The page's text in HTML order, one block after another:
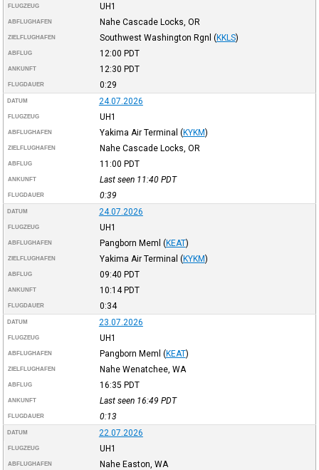
FLUGZEUG UH1
ABFLUGHAFEN Nahe Cascade Locks, OR
ZIELFLUGHAFEN Southwest Washington Rgnl (KKLS)
ABFLUG 12:00 PDT
ANKUNFT 12:30 PDT
FLUGDAUER 0:29
DATUM 24.07.2026
FLUGZEUG UH1
ABFLUGHAFEN Yakima Air Terminal (KYKM)
ZIELFLUGHAFEN Nahe Cascade Locks, OR
ABFLUG 11:00 PDT
ANKUNFT Last seen 11:40 PDT
FLUGDAUER 0:39
DATUM 24.07.2026
FLUGZEUG UH1
ABFLUGHAFEN Pangborn Meml (KEAT)
ZIELFLUGHAFEN Yakima Air Terminal (KYKM)
ABFLUG 09:40 PDT
ANKUNFT 10:14PDT
FLUGDAUER 0:34
DATUM 23.07.2026
FLUGZEUG UH1
ABFLUGHAFEN Pangborn Meml (KEAT)
ZIELFLUGHAFEN Nahe Wenatchee, WA
ABFLUG 16:35 PDT
ANKUNFT Last seen 16:49 PDT
FLUGDAUER 0:13
DATUM 22.07.2026
FLUGZEUG UH1
ABFLUGHAFEN Nahe Easton, WA